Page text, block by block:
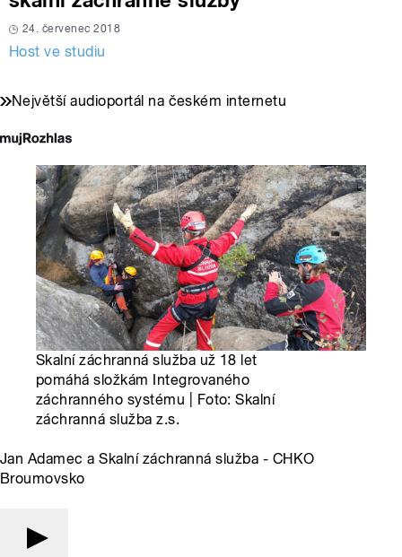
24. červenec 2018
Host ve studiu
Největší audioportál na českém internetu
Skalní záchranná služba už 18 let
pomáhá složkám Integrovaného
záchranného systému | Foto: Skalní
záchranná služba z.s.
Jan Adamec a Skalní záchranná služba - CHKO
Broumovsko